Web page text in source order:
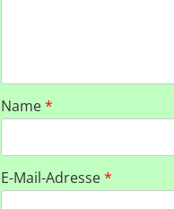
Name*
E-Mail-Adresse*